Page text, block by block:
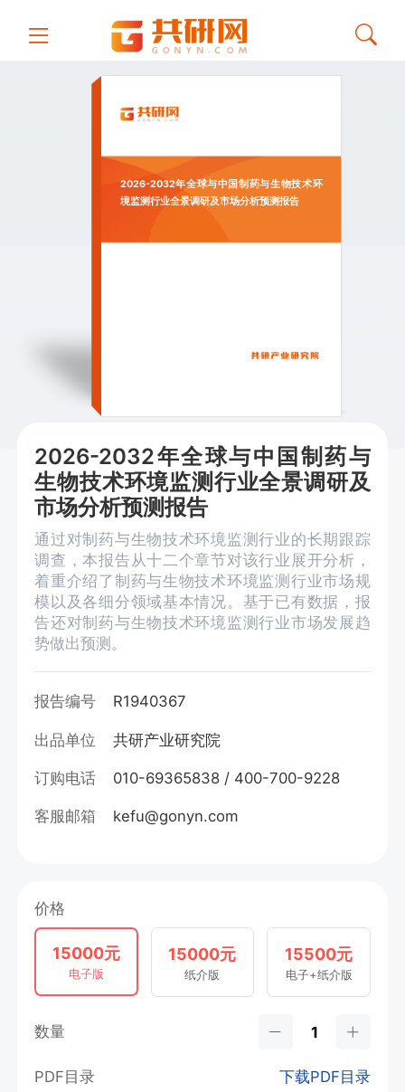
2026-2032年全球与中国制药与生物技术环
境监测行业全景调研及市场分析预测报告
2026-2032年全球与中国制药与
生物技术环境监测行业全景调研及
市场分析预测报告
通过对制药与生物技术环境监测行业的长期跟踪
调查，本报告从十二个章节对该行业展开分析，
着重介绍了制药与生物技术环境监测行业市场规
模以及各细分领域基本情况。基于已有数据，报
告还对制药与生物技术环境监测行业市场发展趋
势做出预测。
报告编号 R1940367
出品单位 共研产业研究院
订购电话 010-69365838 / 400-700-9228
客服邮箱 kefu@gonyn.com
价格
15000元
电子版
15000元
纸介版
15500元
电子+纸介版
数量
PDF目录 下载PDF目录